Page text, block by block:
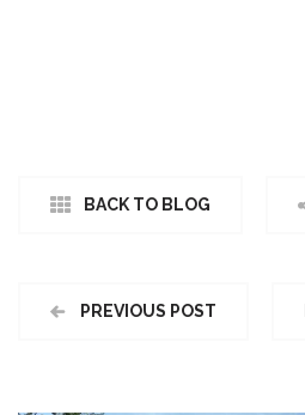
BACK TO BLOG
PREVIOUS POST